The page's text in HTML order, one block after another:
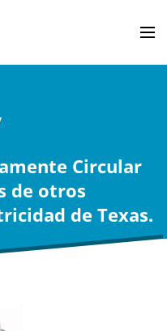
Circular
de otros
de Texas.